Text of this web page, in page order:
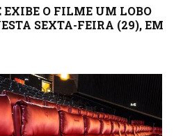
EXIBE O FILME UM LOBO
SEXTA-FEIRA (29), EM